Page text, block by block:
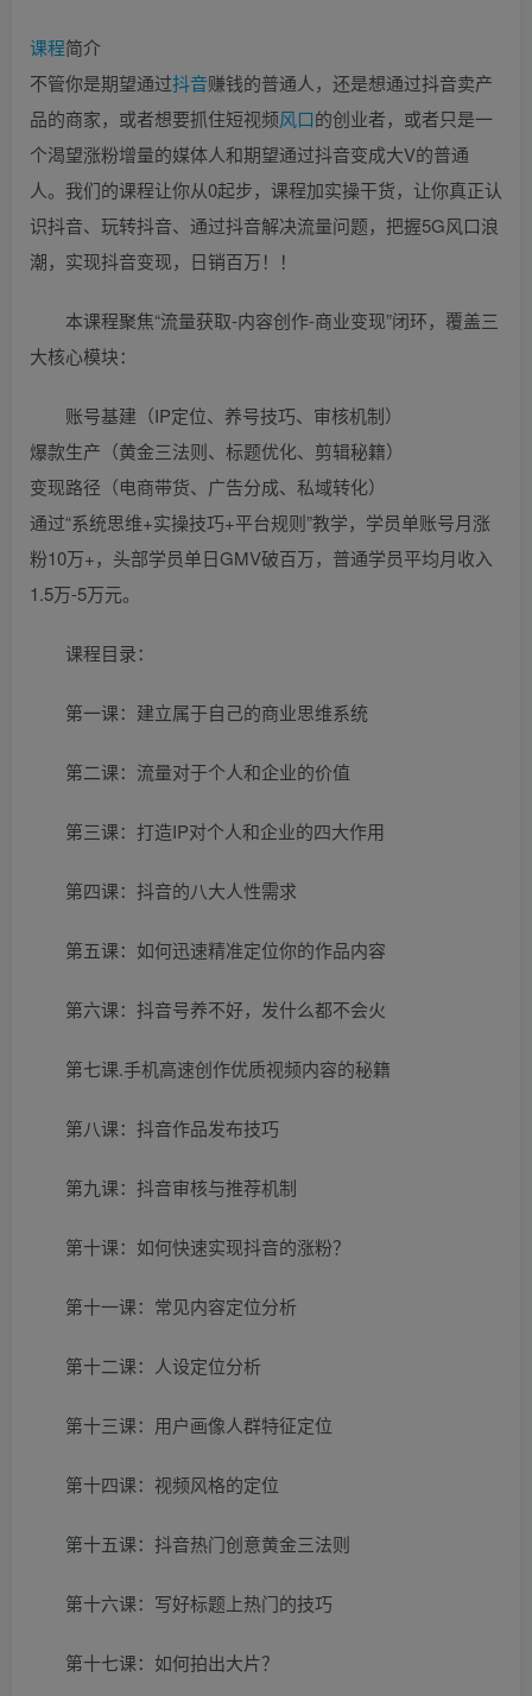
课程简介
不管你是期望通过抖音赚钱的普通人，还是想通过抖音卖产
品的商家，或者想要抓住短视频风口的创业者，或者只是一
个渴望涨粉增量的媒体人和期望通过抖音变成大V的普通
人。我们的课程让你从0起步，课程加实操干货，让你真正认
识抖音、玩转抖音、通过抖音解决流量问题，把握5G风口浪
潮，实现抖音变现，日销百万！！
本课程聚焦“流量获取-内容创作-商业变现”闭环，覆盖三
大核心模块：
账号基建（IP定位、养号技巧、审核机制）
爆款生产（黄金三法则、标题优化、剪辑秘籍）
变现路径（电商带货、广告分成、私域转化）
通过“系统思维+实操技巧+平台规则”教学，学员单账号月涨
粉10万+，头部学员单日GMV破百万，普通学员平均月收入
1.5万-5万元。
课程目录：
第一课：建立属于自己的商业思维系统
第二课：流量对于个人和企业的价值
第三课：打造IP对个人和企业的四大作用
第四课：抖音的八大人性需求
第五课：如何迅速精准定位你的作品内容
第六课：抖音号养不好，发什么都不会火
第七课.手机高速创作优质视频内容的秘籍
第八课：抖音作品发布技巧
第九课：抖音审核与推荐机制
第十课：如何快速实现抖音的涨粉？
第十一课：常见内容定位分析
第十二课：人设定位分析
第十三课：用户画像人群特征定位
第十四课：视频风格的定位
第十五课：抖音热门创意黄金三法则
第十六课：写好标题上热门的技巧
第十七课：如何拍出大片？